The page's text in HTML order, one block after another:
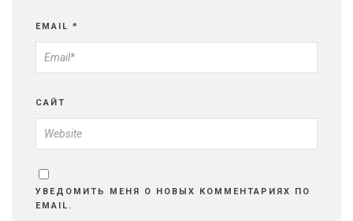
EMAIL *
САЙТ
УВЕДОМИТЬ МЕНЯ О НОВЫХ КОММЕНТАРИЯХ ПО
EMAIL.